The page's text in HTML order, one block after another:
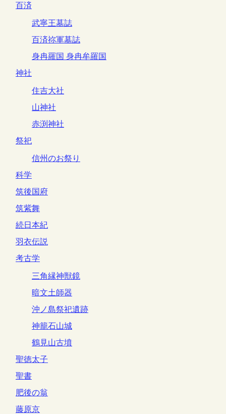
百済
武寧王墓誌
百済祢軍墓誌
身冉羅国 身冉牟羅国
神社
住吉大社
山神社
赤渕神社
祭祀
信州のお祭り
科学
筑後国府
筑紫舞
続日本紀
羽衣伝説
考古学
三角縁神獣鏡
暗文土師器
沖ノ島祭祀遺跡
神籠石山城
鶴見山古墳
聖徳太子
聖書
肥後の翁
藤原京